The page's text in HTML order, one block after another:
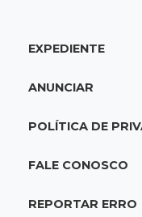
18:33Em 2022
adolescente
Palmeiras e
EXPEDIENTE
ANUNCIAR
POLÍTICA DE
FALE CONOSCO
REPORTAR ERRO